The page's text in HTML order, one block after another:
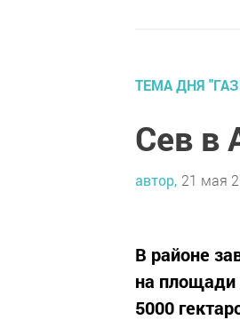
ТЕМА ДНЯ
Сев в
автор, 21 мая
В районе
на площади
5000